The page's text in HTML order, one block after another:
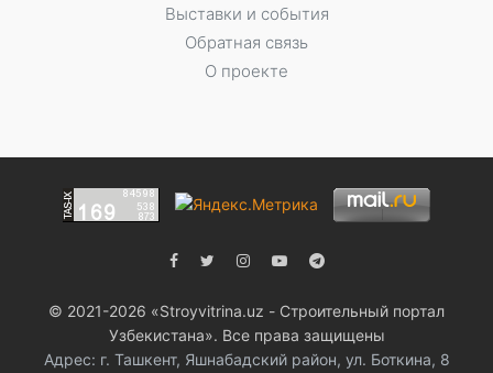
Выставки и события
Обратная связь
О проекте
© 2021-2026 «Stroyvitrina.uz - Строительный портал
Узбекистана». Все права защищены
Адрес: г. Ташкент, Яшнабадский район, ул. Боткина, 8